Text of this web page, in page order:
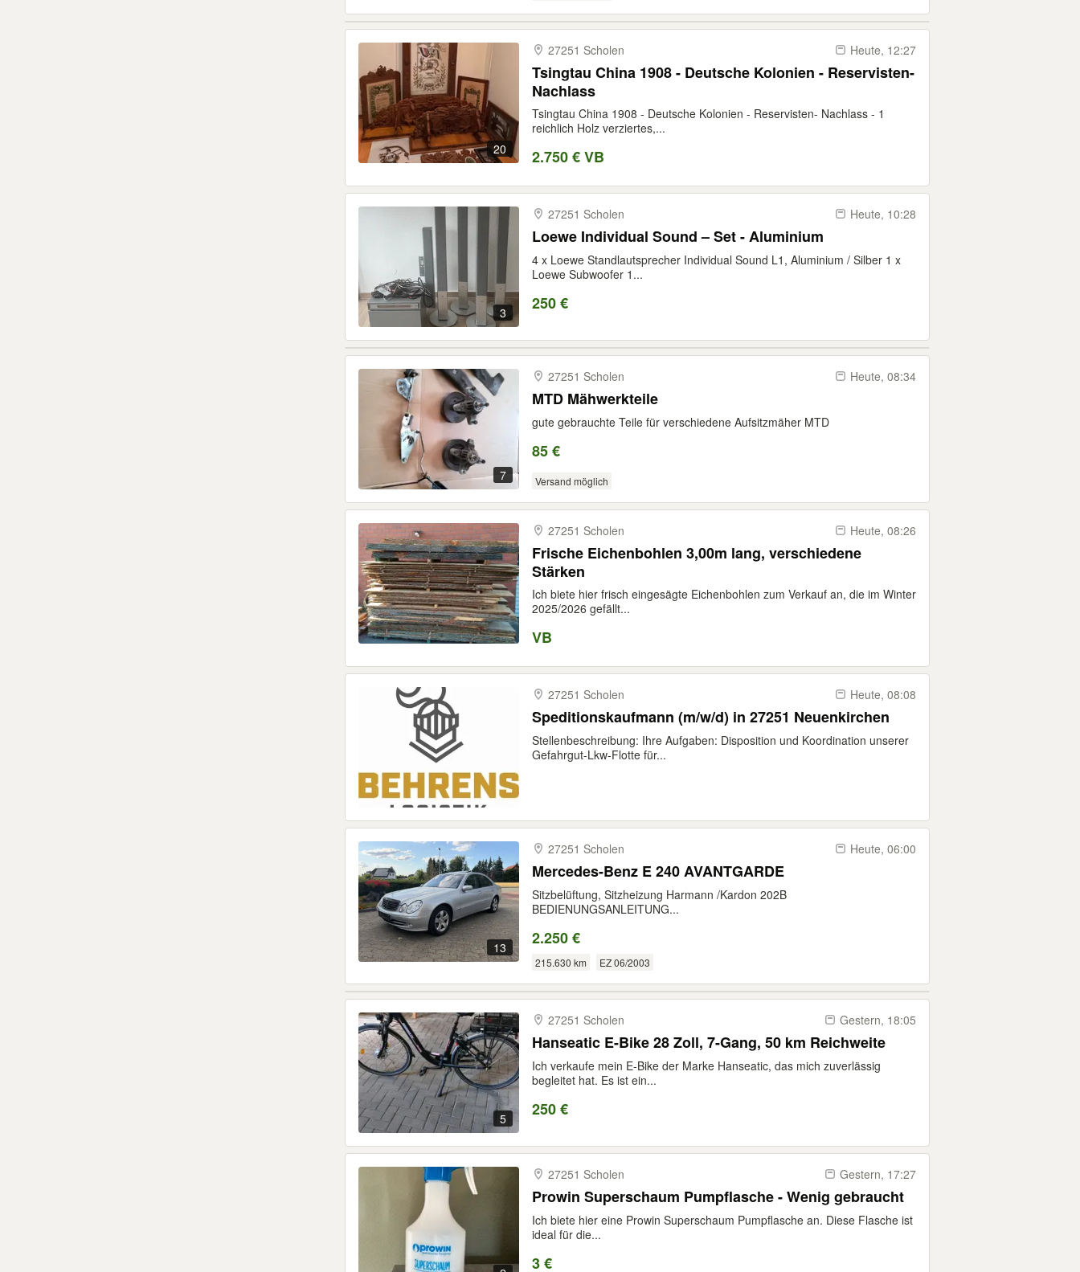
20
27251 Scholen Heute, 12:27
Tsingtau China 1908 - Deutsche Kolonien - Reservisten-
Nachlass
Tsingtau China 1908 - Deutsche Kolonien - Reservisten- Nachlass - 1
reichlich Holz verziertes,...
2.750 € VB
3
27251 Scholen Heute, 10:28
Loewe Individual Sound – Set - Aluminium
4 x Loewe Standlautsprecher Individual Sound L1, Aluminium / Silber 1 x
Loewe Subwoofer 1...
250 €
7
27251 Scholen Heute, 08:34
MTD Mähwerkteile
gute gebrauchte Teile für verschiedene Aufsitzmäher MTD
85 €
Versand möglich
27251 Scholen Heute, 08:26
Frische Eichenbohlen 3,00m lang, verschiedene
Stärken
Ich biete hier frisch eingesägte Eichenbohlen zum Verkauf an, die im Winter
2025/2026 gefällt...
VB
27251 Scholen Heute, 08:08
Speditionskaufmann (m/w/d) in 27251 Neuenkirchen
Stellenbeschreibung: Ihre Aufgaben: Disposition und Koordination unserer
Gefahrgut-Lkw-Flotte für...
13
27251 Scholen Heute, 06:00
Mercedes-Benz E 240 AVANTGARDE
Sitzbelüftung, Sitzheizung Harmann /Kardon 202B
BEDIENUNGSANLEITUNG...
2.250 €
215.630 km EZ 06/2003
5
27251 Scholen Gestern, 18:05
Hanseatic E-Bike 28 Zoll, 7-Gang, 50 km Reichweite
Ich verkaufe mein E-Bike der Marke Hanseatic, das mich zuverlässig
begleitet hat. Es ist ein...
250 €
27251 Scholen Gestern, 17:27
Prowin Superschaum Pumpflasche - Wenig gebraucht
Ich biete hier eine Prowin Superschaum Pumpflasche an. Diese Flasche ist
ideal für die...
3 €